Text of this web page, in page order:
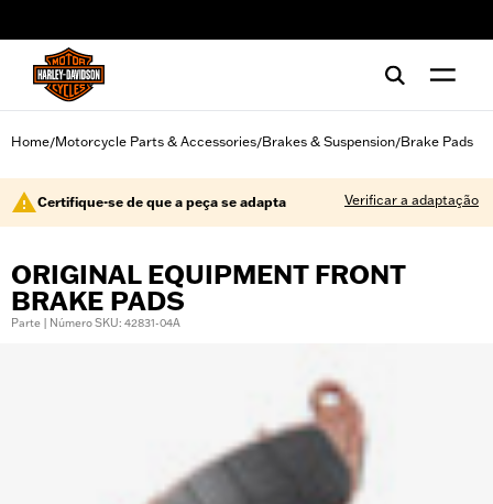
Home/Motorcycle Parts & Accessories/Brakes & Suspension/Brake Pads
Certifique-se de que a peça se adapta Verificar a adaptação
ORIGINAL EQUIPMENT FRONT
BRAKE PADS
Parte | Número SKU: 42831-04A